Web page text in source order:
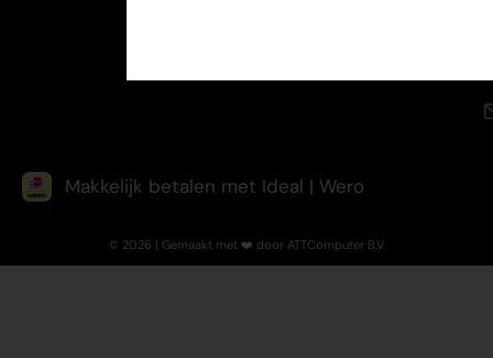
Makkelijk betalen met Ideal | Wero
© 2026 | Gemaakt met ❤️ door ATTComputer B.V